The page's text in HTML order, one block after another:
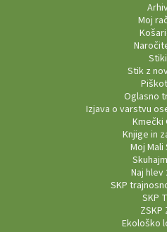
Moj
Stiki
Stik z
Oglasno
Izjava o varstvu
Kmečki
Knjige in
Moj
Naj hlev
SKP
SKP
ZSKP
Ekološko